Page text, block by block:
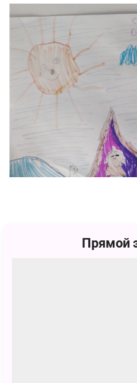
Даниил
Очень любит смотреть
Прямой